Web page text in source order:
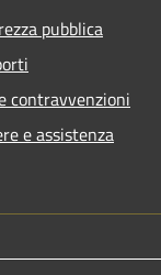
pubblica
contravvenzioni
e assistenza